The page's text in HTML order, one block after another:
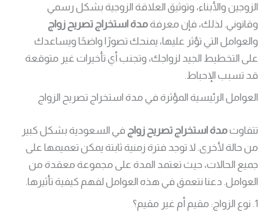
الزوجين والأبناء، وتوثيق العلاقة الزوجية بشكل رسمي
وقانوني. لذلك، فإن معرفةمدة استخراج تصريح زواج
والعوامل التي تؤثر عليها، يمنحك تصورًا واضحًا ويساعدك
على التخطيط الجيد لزواجك، وتجنب أي تأخيرات غير متوقعة
قد تسبب الإحباط.
العوامل الرئيسية المؤثرة في مدة استخراج تصريح الزواج
تتفاوتمدة استخراج تصريح زواج في السعودية بشكل كبير
من حالة لأخرى. لا توجد فترة زمنية ثابتة يمكن تعميمها على
جميع الحالات، حيث تعتمد المدة على مجموعة معقدة من
العوامل. دعنا نتعمق في هذه العوامل لفهم كيفية تأثيرها.
1. نوع الزواج: مقيم أم غير مقيم؟